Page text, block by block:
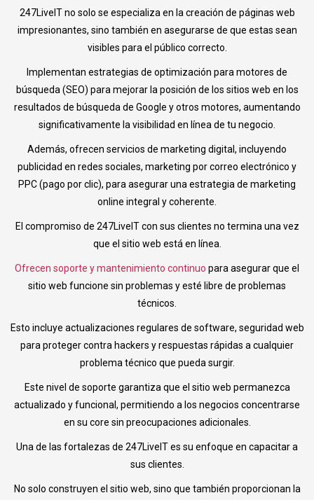
247LiveIT no solo se especializa en la creación de páginas web
impresionantes, sino también en asegurarse de que estas sean
visibles para el público correcto.
Implementan estrategias de optimización para motores de
búsqueda (SEO) para mejorar la posición de los sitios web en los
resultados de búsqueda de Google y otros motores, aumentando
significativamente la visibilidad en línea de tu negocio.
Además, ofrecen servicios de marketing digital, incluyendo
publicidad en redes sociales, marketing por correo electrónico y
PPC (pago por clic), para asegurar una estrategia de marketing
online integral y coherente.
El compromiso de 247LiveIT con sus clientes no termina una vez
que el sitio web está en línea.
Ofrecen soporte y mantenimiento continuo para asegurar que el
sitio web funcione sin problemas y esté libre de problemas
técnicos.
Esto incluye actualizaciones regulares de software, seguridad web
para proteger contra hackers y respuestas rápidas a cualquier
problema técnico que pueda surgir.
Este nivel de soporte garantiza que el sitio web permanezca
actualizado y funcional, permitiendo a los negocios concentrarse
en su core sin preocupaciones adicionales.
Una de las fortalezas de 247LiveIT es su enfoque en capacitar a
sus clientes.
No solo construyen el sitio web, sino que también proporcionan la